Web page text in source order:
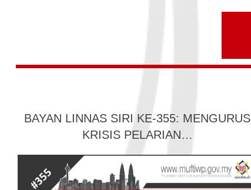
BAYAN LINNAS SIRI KE-355: MENGURUS
KRISIS PELARIAN…